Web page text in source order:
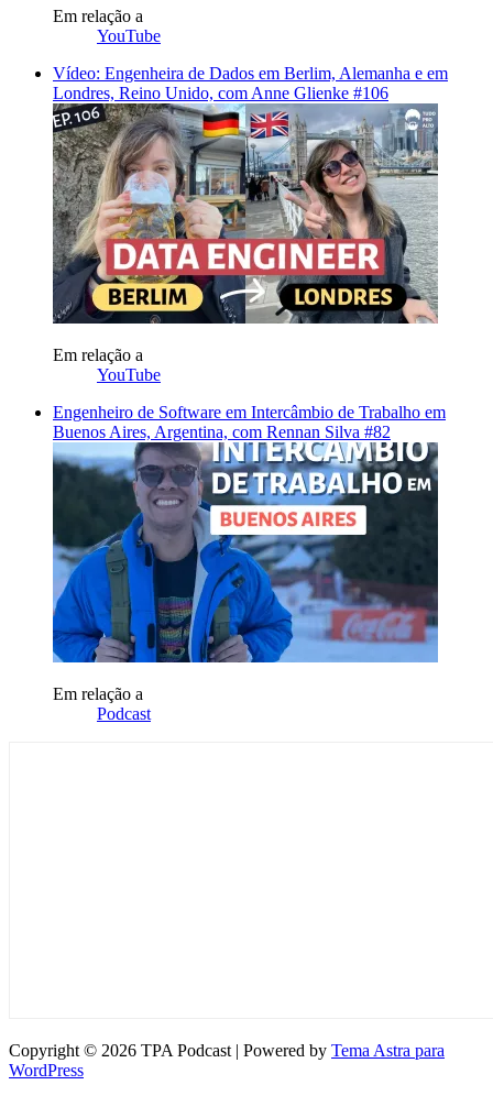
Em relação a
YouTube
Vídeo: Engenheira de Dados em Berlim, Alemanha e em
Londres, Reino Unido, com Anne Glienke #106
Em relação a
YouTube
Engenheiro de Software em Intercâmbio de Trabalho em
Buenos Aires, Argentina, com Rennan Silva #82
Em relação a
Podcast
Copyright © 2026 TPA Podcast | Powered by Tema Astra para
WordPress